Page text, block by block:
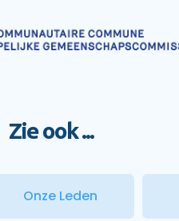
Zie ook ...
Onze Leden